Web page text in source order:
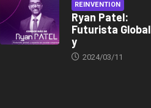
REINVENTION
Ryan Patel:
Futurista Global
y
2024/03/11